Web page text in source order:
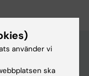
använder vi
ska